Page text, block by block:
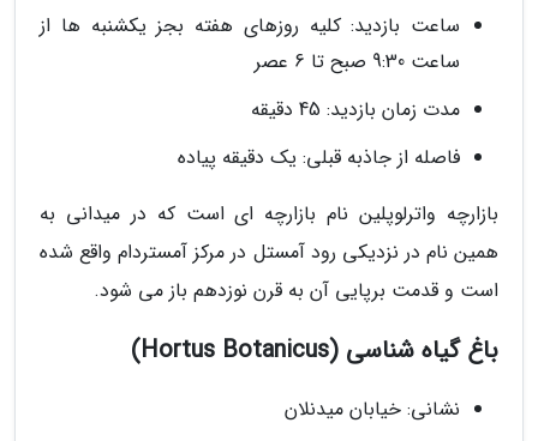
ساعت بازدید: کلیه روزهای هفته بجز یکشنبه ها از
ساعت 9:30 صبح تا 6 عصر
مدت زمان بازدید: 45 دقیقه
فاصله از جاذبه قبلی: یک دقیقه پیاده
بازارچه واترلوپلین نام بازارچه ای است که در میدانی به
همین نام در نزدیکی رود آمستل در مرکز آمستردام واقع شده
است و قدمت برپایی آن به قرن نوزدهم باز می شود.
باغ گیاه شناسی (Hortus Botanicus)
نشانی: خیابان میدنلان